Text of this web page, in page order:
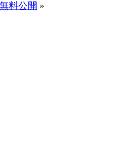
料公開 »